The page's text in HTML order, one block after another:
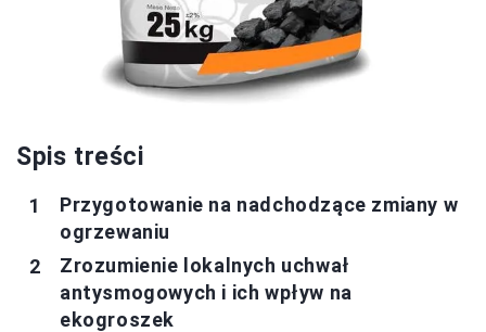
Spis treści
Przygotowanie na nadchodzące zmiany w
ogrzewaniu
Zrozumienie lokalnych uchwał
antysmogowych i ich wpływ na
ekogroszek